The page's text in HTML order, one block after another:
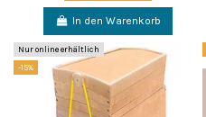
In den Warenkorb
Nur online erhältlich
-15%